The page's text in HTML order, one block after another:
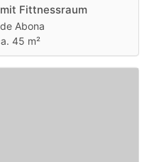
Fittnessraum
Abona
45 m²